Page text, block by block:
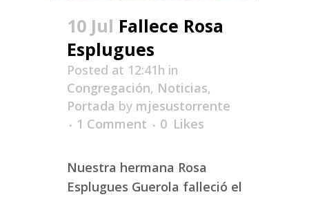
10 Jul Fallece Rosa
Esplugues
Posted at 12:41h in
Congregación, Noticias,
Portada by mjesustorrente
1 Comment
0 Likes
Nuestra hermana Rosa
Esplugues Guerola falleció el